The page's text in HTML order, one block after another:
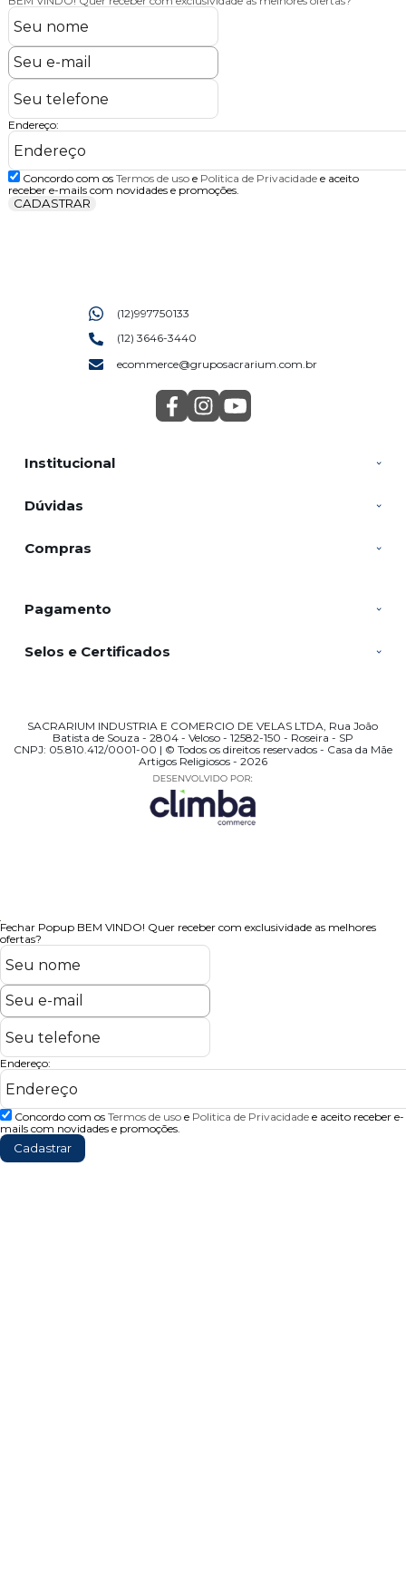
Endereço:
Concordo com os Termos de usoe Politica de Privacidadee aceito
receber e-mails com novidades e promoções.
CADASTRAR
Institucional
Dúvidas
Compras
(12)997750133
(12) 3646-3440
ecommerce@gruposacrarium.com.br
Pagamento
Selos e Certificados
SACRARIUM INDUSTRIA E COMERCIO DE VELAS LTDA, Rua João
Batista de Souza - 2804 - Veloso - 12582-150 - Roseira - SP
CNPJ: 05.810.412/0001-00 | © Todos os direitos reservados - Casa da Mãe
Artigos Religiosos - 2026
Fechar Popup BEM VINDO! Quer receber com exclusividade as melhores
ofertas?
Endereço:
Concordo com os Termos de uso e Politica de Privacidade e aceito receber e-
mails com novidades e promoções.
Cadastrar